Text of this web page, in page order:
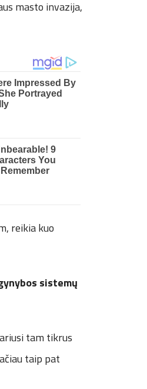
masto invazija,
reikia kuo
sistemų
tam tikrus
taip pat